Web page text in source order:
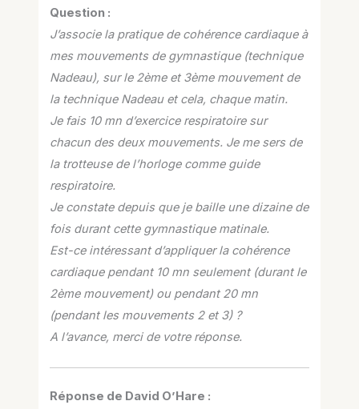
Question :
J’associe la pratique de cohérence cardiaque à
mes mouvements de gymnastique (technique
Nadeau), sur le 2ème et 3ème mouvement de
la technique Nadeau et cela, chaque matin.
Je fais 10 mn d’exercice respiratoire sur
chacun des deux mouvements. Je me sers de
la trotteuse de l’horloge comme guide
respiratoire.
Je constate depuis que je baille une dizaine de
fois durant cette gymnastique matinale.
Est-ce intéressant d’appliquer la cohérence
cardiaque pendant 10 mn seulement (durant le
2ème mouvement) ou pendant 20 mn
(pendant les mouvements 2 et 3) ?
A l’avance, merci de votre réponse.
Réponse de David O’Hare :